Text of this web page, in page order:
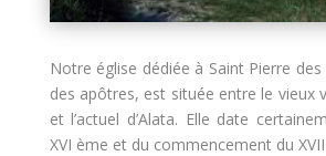
Notre église dédiée à Saint Pierre
des apôtres, est située entre le vieux
et l’actuel d’Alata. Elle date
XVI ème et du commencement du